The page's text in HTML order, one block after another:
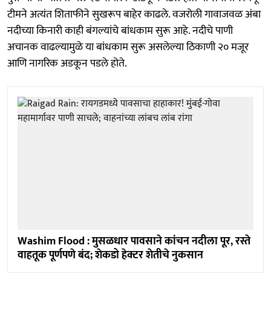
टीमने अत्यंत शिताफीने सुखरूप बाहेर काढले. वजरोली गावाजवळ अंबा
नदीच्या किनारी काही बंगल्यांचे बांधकाम सुरू आहे. नदीचे पाणी
अचानक वाढल्यामुळे या बांधकाम सुरू असलेल्या ठिकाणी २० मजूर
आणि नागरिक अडकून पडले होते.
Washim Flood : मुसळधार पावसाने कांचन नदीला पूर, रस्ते
वाहतूक पूर्णपणे बंद; शेकडो हेक्टर शेतीचे नुकसान